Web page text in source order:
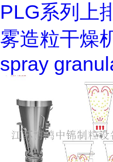
PLG系列上
雾造粒干燥
spray